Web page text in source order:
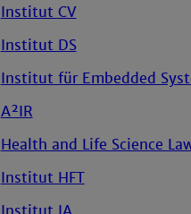
Institut CV
Institut DS
Institut für Embedded
A²IR
Health and Life Science
Institut HFT